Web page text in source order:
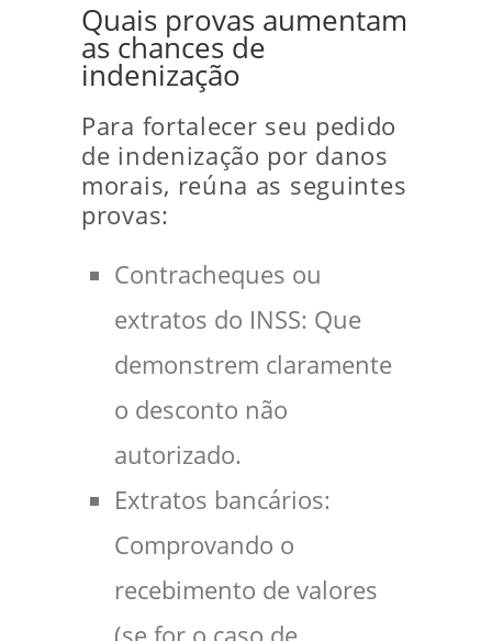
Quais provas aumentam
as chances de
indenização
Para fortalecer seu pedido
de indenização por danos
morais, reúna as seguintes
provas:
Contracheques ou
extratos do INSS: Que
demonstrem claramente
o desconto não
autorizado.
Extratos bancários:
Comprovando o
recebimento de valores